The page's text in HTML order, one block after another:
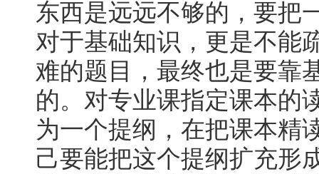
东西是远远不够的，要把
对于基础知识，更是不能
难的题目，最终也是要靠
的。对专业课指定课本的
为一个提纲，在把课本精
己要能把这个提纲扩充形